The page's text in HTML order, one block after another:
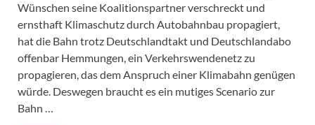
Wünschen seine Koalitionspartner verschreckt und
ernsthaft Klimaschutz durch Autobahnbau propagiert,
hat die Bahn trotz Deutschlandtakt und Deutschlandabo
offenbar Hemmungen, ein Verkehrswendenetz zu
propagieren, das dem Anspruch einer Klimabahn genügen
würde. Deswegen braucht es ein mutiges Scenario zur
Bahn …